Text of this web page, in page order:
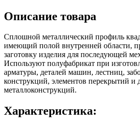
Описание товара
Сплошной металлический профиль
имеющий полой внутренней области,
заготовку изделия для последующей
Используют полуфабрикат при
арматуры, деталей машин, лестниц,
конструкций, элементов перекрытий и
металлоконструкций.
Характеристика: